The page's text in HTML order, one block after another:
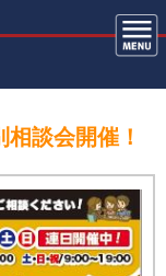
談会開催！